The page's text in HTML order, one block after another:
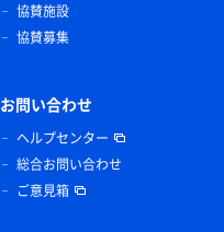
協賛施設
協賛募集
お問い合わせ
ヘルプセンター
総合お問い合わせ
ご意見箱